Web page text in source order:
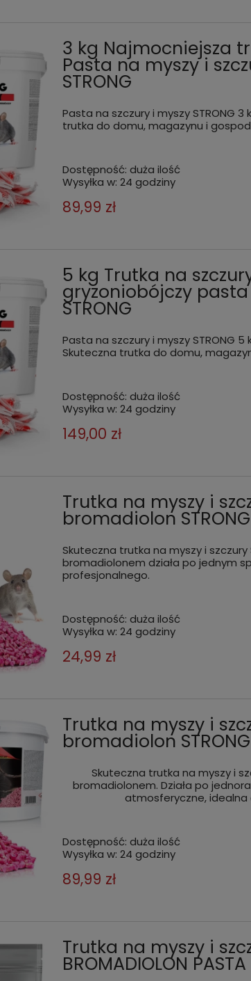
3 kg Najmocniejsza
Pasta na myszy i
STRONG
Pasta na szczury i myszy STRONG
trutka do domu, magazynu i
Dostępność: duża ilość
Wysyłka w: 24 godziny
89,99 zł
5 kg Trutka na
gryzoniobójczy pasta
STRONG
Pasta na szczury i myszy STRONG
Skuteczna trutka do domu,
Dostępność: duża ilość
Wysyłka w: 24 godziny
149,00 zł
Trutka na myszy i
bromadiolon STRONG
Skuteczna trutka na myszy i szczury
bromadiolonem działa po jednym
profesjonalnego.
Dostępność: duża ilość
Wysyłka w: 24 godziny
24,99 zł
Trutka na myszy i
bromadiolon
Skuteczna trutka na myszy i
bromadiolonem. Działa po
atmosferyczne, idealna
Dostępność: duża ilość
Wysyłka w: 24 godziny
89,99 zł
Trutka na myszy i
BROMADIOLON